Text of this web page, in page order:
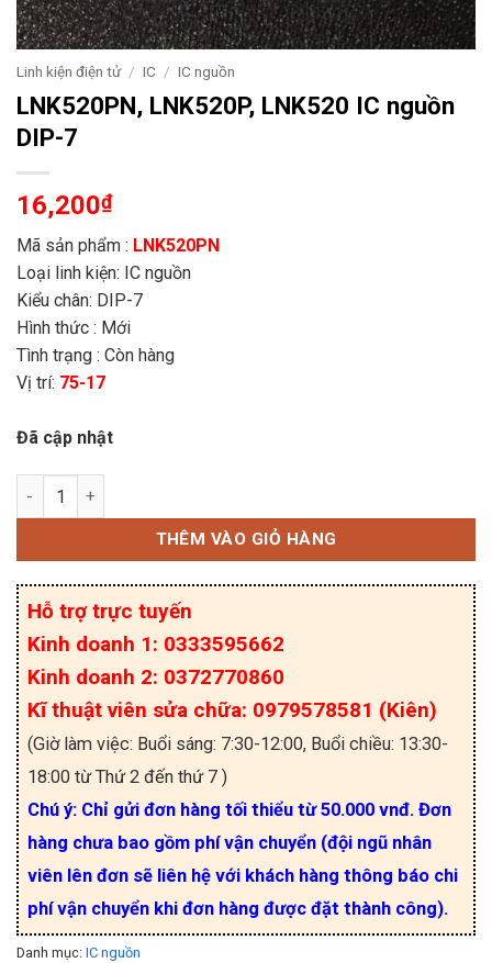
Linh kiện điện tử / IC / IC nguồn
LNK520PN, LNK520P, LNK520 IC nguồn
DIP-7
16,200₫
Mã sản phẩm : LNK520PN
Loại linh kiện: IC nguồn
Kiểu chân: DIP-7
Hình thức : Mới
Tình trạng : Còn hàng
Vị trí: 75-17
Đã cập nhật
LNK520PN, LNK520P, LNK520 IC nguồn DIP-7 số
THÊM VÀO GIỎ HÀNG
Hỗ trợ trực tuyến
Kinh doanh 1: 0333595662
Kinh doanh 2: 0372770860
Kĩ thuật viên sửa chữa: 0979578581 (Kiên)
(Giờ làm việc: Buổi sáng: 7:30-12:00, Buổi chiều: 13:30-
18:00 từ Thứ 2 đến thứ 7 )
Chú ý: Chỉ gửi đơn hàng tối thiểu từ 50.000 vnđ. Đơn
hàng chưa bao gồm phí vận chuyển (đội ngũ nhân
viên lên đơn sẽ liên hệ với khách hàng thông báo chi
phí vận chuyển khi đơn hàng được đặt thành công).
Danh mục: IC nguồn